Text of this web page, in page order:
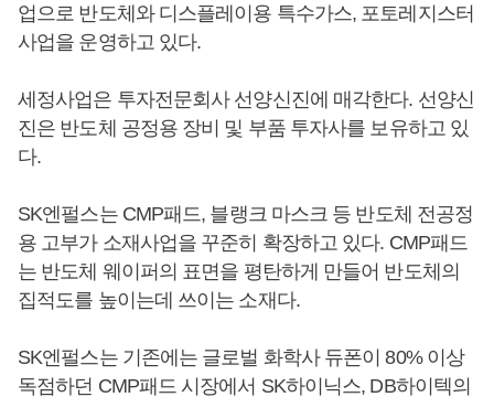
업으로 반도체와 디스플레이용 특수가스, 포토레지스터
사업을 운영하고 있다.
세정사업은 투자전문회사 선양신진에 매각한다. 선양신
진은 반도체 공정용 장비 및 부품 투자사를 보유하고 있
다.
SK엔펄스는 CMP패드, 블랭크 마스크 등 반도체 전공정
용 고부가 소재사업을 꾸준히 확장하고 있다. CMP패드
는 반도체 웨이퍼의 표면을 평탄하게 만들어 반도체의
집적도를 높이는데 쓰이는 소재다.
SK엔펄스는 기존에는 글로벌 화학사 듀폰이 80% 이상
독점하던 CMP패드 시장에서 SK하이닉스, DB하이텍의